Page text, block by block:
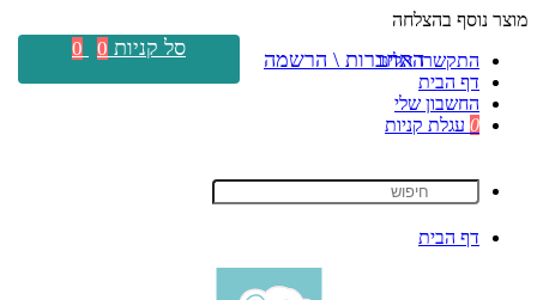
מוצר נוסף בהצלחה
התקשרו אלינו
דף הבית
החשבון שלי
0 עגלת קניות
דף הבית
התחברות \ הרשמה סל קניות 0
0